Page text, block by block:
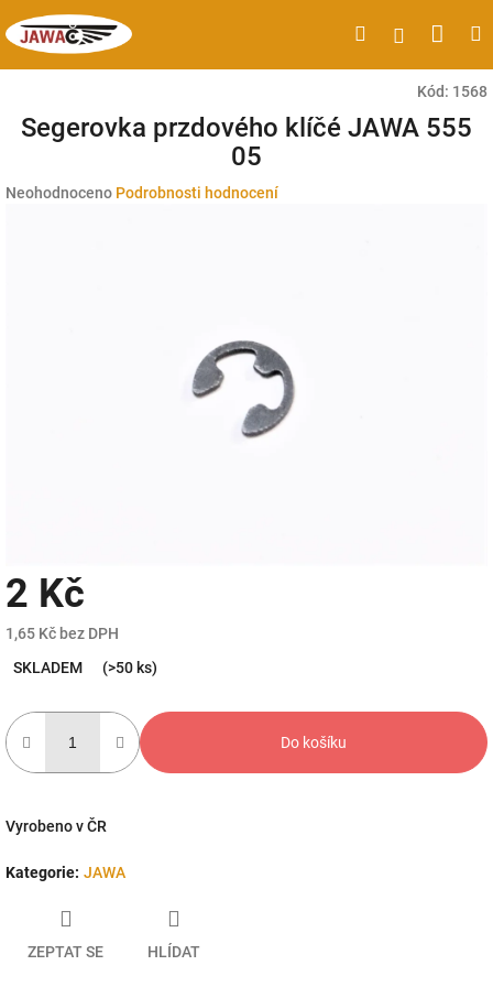
na
obsah
HledatPřihlášení
Kód: 1568
Segerovka przdového klíčé JAWA 555
05
Průměrné
Neohodnoceno Podrobnosti hodnocení
2 Kč
1,65 Kč bez DPH
cena:
SKLADEM (>50 ks)
Do košíku
Vyrobeno v ČR
Kategorie: JAWA
ZEPTAT SE HLÍDAT